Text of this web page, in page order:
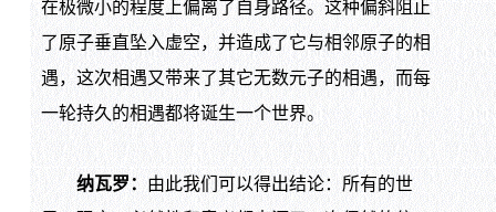
在极微小的程度上偏离了自身路径。这种偏斜阻止
了原子垂直坠入虚空，并造成了它与相邻原子的相
遇，这次相遇又带来了其它无数元子的相遇，而每
一轮持久的相遇都将诞生一个世界。
纳瓦罗： 由此我们可以得出结论：所有的世